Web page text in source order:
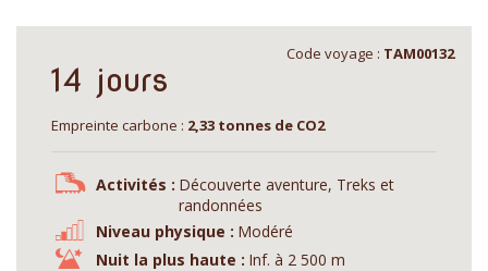
Code voyage : TAM00132
14 jours
Empreinte carbone : 2,33 tonnes de CO2
Activités : Découverte aventure, Treks et
randonnées
Niveau physique : Modéré
Nuit la plus haute : Inf. à 2 500 m